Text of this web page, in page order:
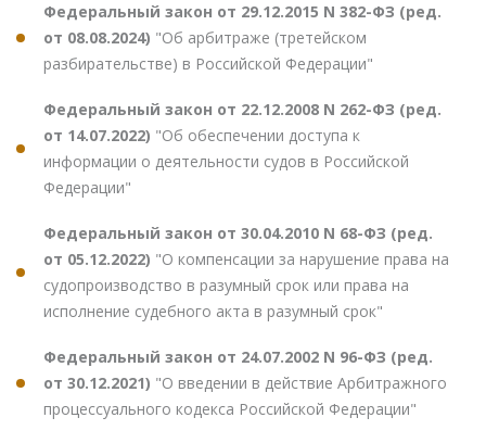
Федеральный закон от 29.12.2015 N 382-ФЗ (ред.
от 08.08.2024) "Об арбитраже (третейском
разбирательстве) в Российской Федерации"
Федеральный закон от 22.12.2008 N 262-ФЗ (ред.
от 14.07.2022) "Об обеспечении доступа к
информации о деятельности судов в Российской
Федерации"
Федеральный закон от 30.04.2010 N 68-ФЗ (ред.
от 05.12.2022) "О компенсации за нарушение права на
судопроизводство в разумный срок или права на
исполнение судебного акта в разумный срок"
Федеральный закон от 24.07.2002 N 96-ФЗ (ред.
от 30.12.2021) "О введении в действие Арбитражного
процессуального кодекса Российской Федерации"